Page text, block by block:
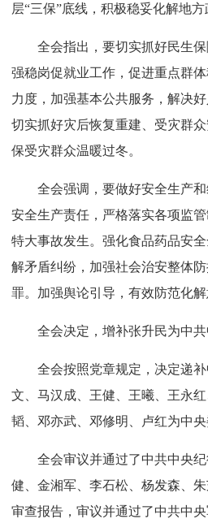
层“三保”底线，积极稳妥化解地方
全会指出，要切实抓好民生
强稳岗促就业工作，促进重点群
力度，加强基本公共服务，解决
切实抓好灾后恢复重建、受灾群
保受灾群众温暖过冬。
全会强调，要做好安全生产
安全生产责任，严格落实各项监
特大事故发生。强化食品药品安
解矛盾纠纷，加强社会治安整体
罪。加强舆论引导，有效防范化解
全会决定，增补张升民为中
全会按照党章规定，决定递
文、马汉成、王健、王曦、王永
韬、邓亦武、邓修明、卢红为中央
全会审议并通过了中共中央
健、金湘军、李石松、杨发森、
审查报告，审议并通过了中共中